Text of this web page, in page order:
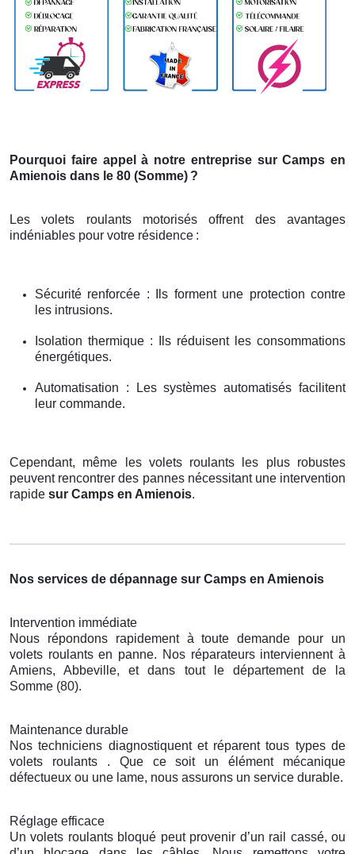
Pourquoi faire appel à notre entreprise sur Camps en
Amienois dans le 80 (Somme) ?
Les volets roulants motorisés offrent des avantages
indéniables pour votre résidence :
Sécurité renforcée : Ils forment une protection contre
les intrusions.
Isolation thermique : Ils réduisent les consommations
énergétiques.
Automatisation : Les systèmes automatisés facilitent
leur commande.
Cependant, même les volets roulants les plus robustes
peuvent rencontrer des pannes nécessitant une intervention
rapide sur Camps en Amienois.
Nos services de dépannage sur Camps en Amienois
Intervention immédiate
Nous répondons rapidement à toute demande pour un
volets roulants en panne. Nos réparateurs interviennent à
Amiens, Abbeville, et dans tout le département de la
Somme (80).
Maintenance durable
Nos techniciens diagnostiquent et réparent tous types de
volets roulants . Que ce soit un élément mécanique
défectueux ou une lame, nous assurons un service durable.
Réglage efficace
Un volets roulants bloqué peut provenir d’un rail cassé, ou